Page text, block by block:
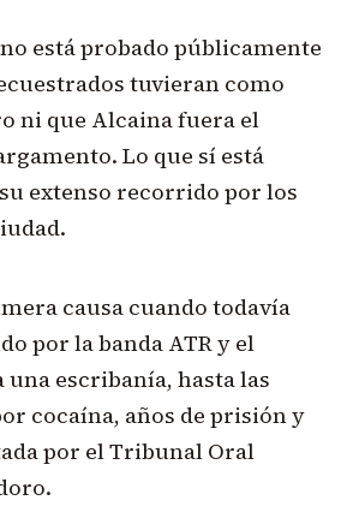
está probado públicamente
tuvieran como
ni que Alcaina fuera el
Lo que sí está
extenso recorrido por los
causa cuando todavía
por la banda ATR y el
escribanía, hasta las
cocaína, años de prisión y
por el Tribunal Oral